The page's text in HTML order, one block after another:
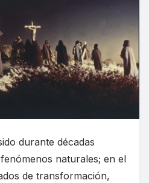
durante décadas
naturales; en el
de transformación,